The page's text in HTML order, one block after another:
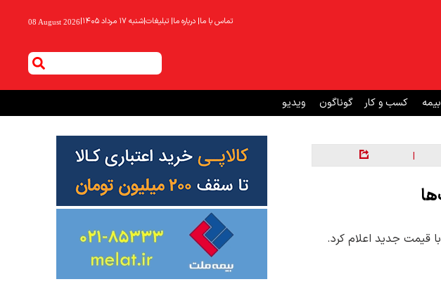
تماس با ما| درباره ما| تبلیغات|شنبه ۱۷ مرداد ۱۴۰۵ |
08 August 2026
بیمه کسب و کار گوناگون ویدیو
|